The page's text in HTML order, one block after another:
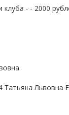
клуба - - 2000
Львовна